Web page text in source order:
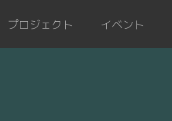
プロジェクト イベント